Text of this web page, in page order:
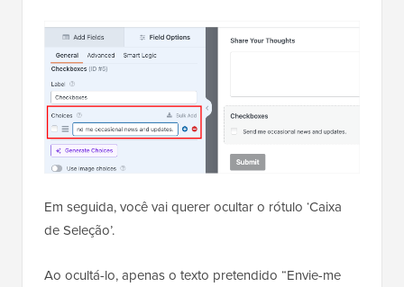
Em seguida, você vai querer ocultar o rótulo ‘Caixa
de Seleção’.
Ao ocultá-lo, apenas o texto pretendido “Envie-me